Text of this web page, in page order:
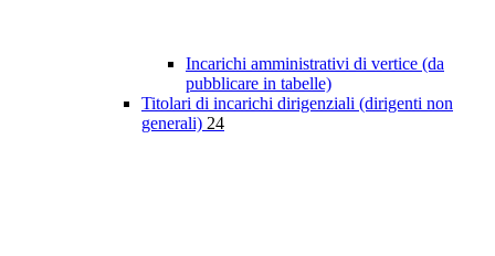
Incarichi amministrativi di vertice (da
pubblicare in tabelle)
Titolari di incarichi dirigenziali (dirigenti non
generali) 24